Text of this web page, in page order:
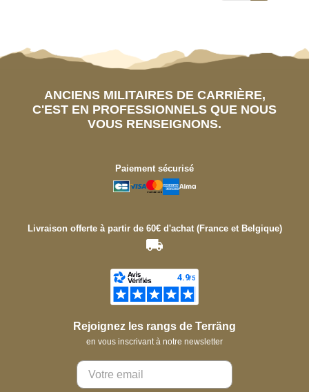
ANCIENS MILITAIRES DE CARRIÈRE,
C'EST EN PROFESSIONNELS QUE NOUS
VOUS RENSEIGNONS.
Paiement sécurisé
Livraison offerte à partir de 60€ d'achat (France et Belgique)
Rejoignez les rangs de Terräng
en vous inscrivant à notre newsletter